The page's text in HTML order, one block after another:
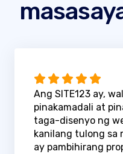
Ang SITE123 ay,
pinakamadali at
taga-disenyo ng
kanilang tulong sa
ay pambihirang